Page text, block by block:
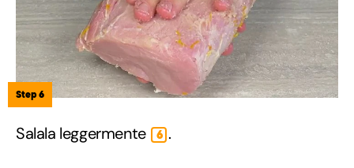
Step 6
Salala leggermente 6 .